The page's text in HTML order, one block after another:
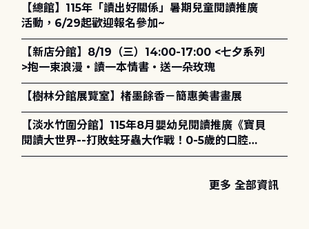
【總館】115年「讀出好關係」暑期兒童閱讀推廣
活動，6/29起歡迎報名參加~
【新店分館】8/19（三）14:00-17:00 <七夕系列
>抱一束浪漫・讀一本情書・送一朵玫瑰
【樹林分館展覽室】楮墨餘香－簡惠美書畫展
【淡水竹圍分館】115年8月嬰幼兒閱讀推廣《寶貝
閱讀大世界--打敗蛀牙蟲大作戰！0-5歲的口腔照
護全攻略》
更多 全部資訊